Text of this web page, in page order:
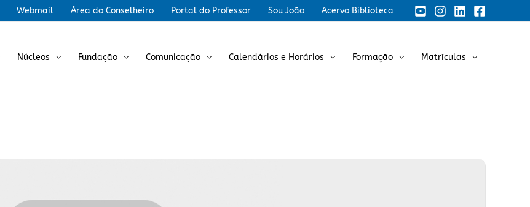
Webmail Área do Conselheiro Portal do Professor Sou João Acervo Biblioteca
Núcleos Fundação Comunicação Calendários e Horários Formação Matrículas